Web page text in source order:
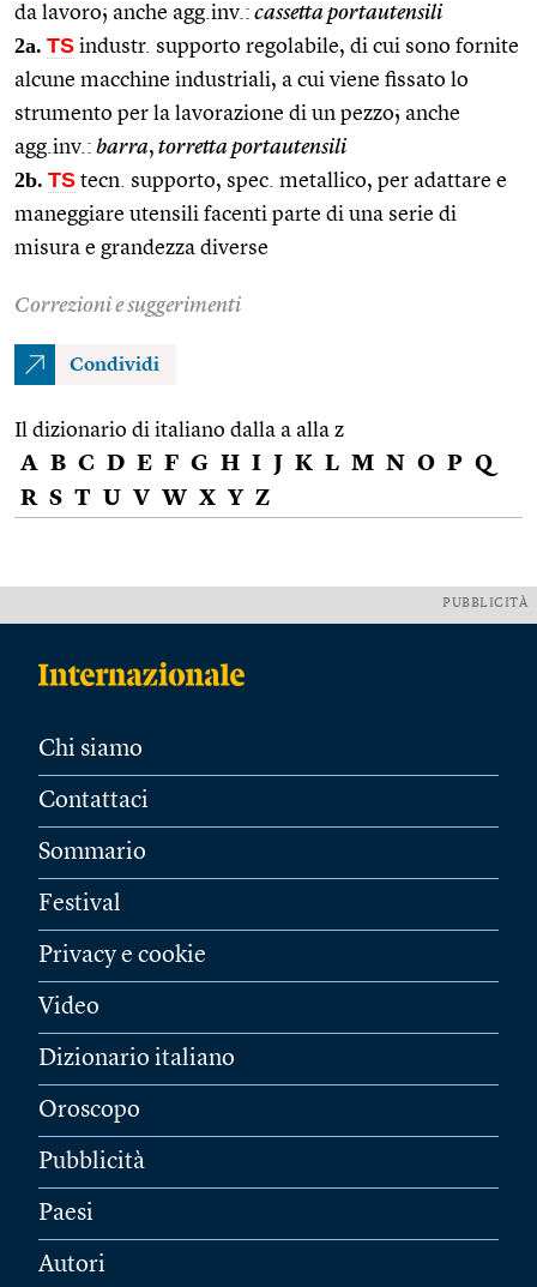
da lavoro; anche agg.inv.: cassetta portautensili
2a. TS industr. supporto regolabile, di cui sono fornite
alcune macchine industriali, a cui viene fissato lo
strumento per la lavorazione di un pezzo; anche
agg.inv.: barra, torretta portautensili
2b. TS tecn. supporto, spec. metallico, per adattare e
maneggiare utensili facenti parte di una serie di
misura e grandezza diverse
Correzioni e suggerimenti
Condividi
Il dizionario di italiano dalla a alla z
A B C D E F G H I J K L M N O P Q
R S T U V W X Y Z
PUBBLICITÀ
Chi siamo
Contattaci
Sommario
Festival
Privacy e cookie
Video
Dizionario italiano
Oroscopo
Pubblicità
Paesi
Autori